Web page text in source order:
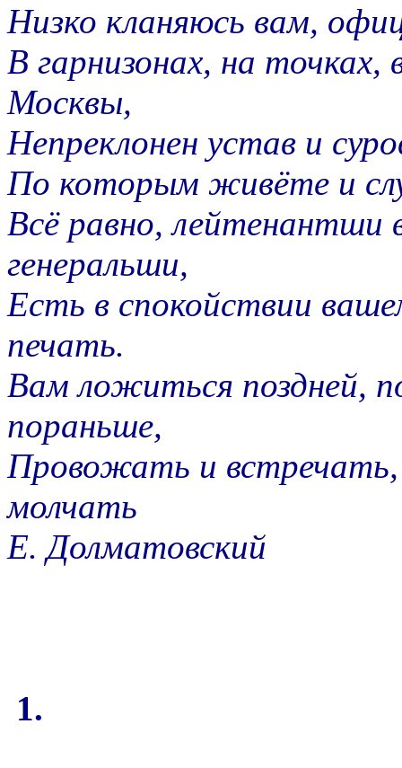
Низко кланяюсь вам,
В гарнизонах, на точках,
Москвы,
Непреклонен устав и
По которым живёте и
Всё равно, лейтенантши
генеральши,
Есть в спокойствии
печать.
Вам ложиться поздней,
пораньше,
Провожать и
молчать
Е. Долматовский
1.